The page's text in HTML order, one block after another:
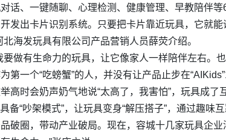
话、一键随聊、心理检测、健康管理、早教陪伴
发出卡片识别系统。只要把卡片靠近玩具，它就
北海发玩具有限公司产品营销人员薛荧介绍。
要做有生命力的玩具，让它像家人一样陪伴左右。
第一个“吃螃蟹”的人，并没有让产品止步在
高时会奶声奶气地说“太高了，我害怕”，玩具成
备“吵架模式”，让玩具变身“解压搭子”，通过趣味
破圈，带动产业破局。现在，容城十几家玩具企